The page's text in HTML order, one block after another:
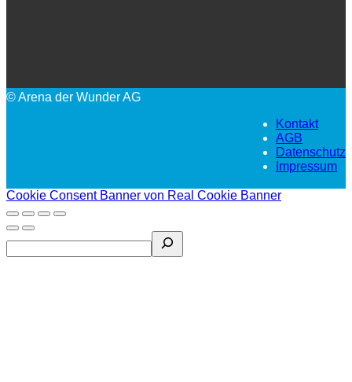
© Arena der Wunder AG
Kontakt
AGB
Datenschutz
Impressum
Cookie Consent Banner von Real Cookie Banner